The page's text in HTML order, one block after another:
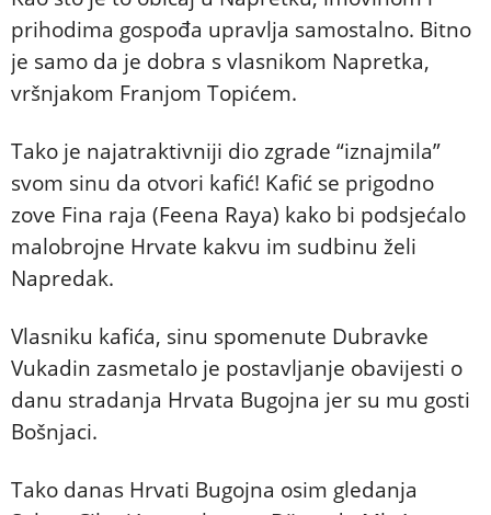
prihodima gospođa upravlja samostalno. Bitno
je samo da je dobra s vlasnikom Napretka,
vršnjakom Franjom Topićem.
Tako je najatraktivniji dio zgrade “iznajmila”
svom sinu da otvori kafić! Kafić se prigodno
zove Fina raja (Feena Raya) kako bi podsjećalo
malobrojne Hrvate kakvu im sudbinu želi
Napredak.
Vlasniku kafića, sinu spomenute Dubravke
Vukadin zasmetalo je postavljanje obavijesti o
danu stradanja Hrvata Bugojna jer su mu gosti
Bošnjaci.
Tako danas Hrvati Bugojna osim gledanja